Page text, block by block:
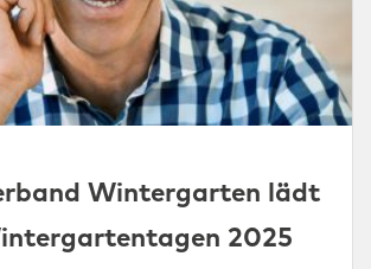
Wintergarten lädt
2025